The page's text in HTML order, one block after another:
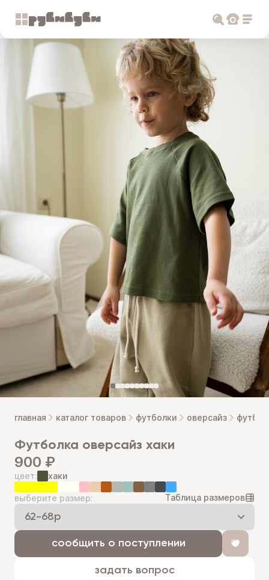
главная каталог товаров футболки оверсайз
футболка оверсайз хаки
900 ₽
цвет: хаки
выберите размер: Таблица размеров
сообщить о поступлении
задать вопрос